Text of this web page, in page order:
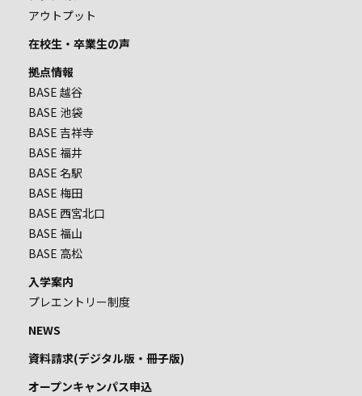
アウトプット
在校生・卒業生の声
拠点情報
BASE 越谷
BASE 池袋
BASE 吉祥寺
BASE 福井
BASE 名駅
BASE 梅田
BASE 西宮北口
BASE 福山
BASE 高松
入学案内
プレエントリー制度
NEWS
資料請求(デジタル版・冊子版)
オープンキャンパス申込